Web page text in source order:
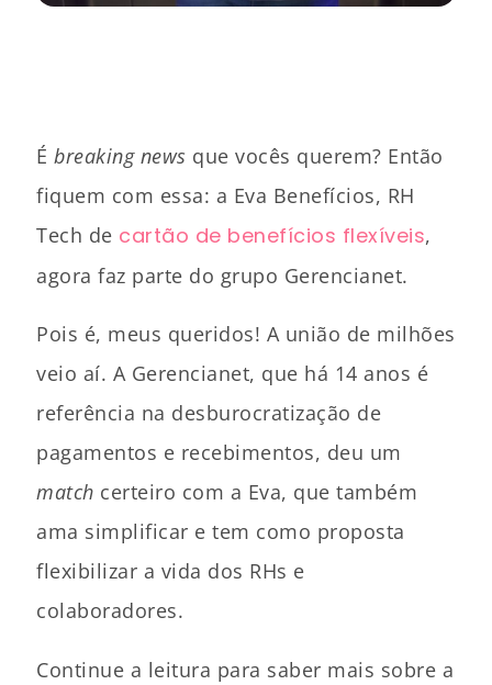
É breaking news que vocês querem? Então
fiquem com essa: a Eva Benefícios, RH
Tech de cartão de benefícios flexíveis,
agora faz parte do grupo Gerencianet.
Pois é, meus queridos! A união de milhões
veio aí. A Gerencianet, que há 14 anos é
referência na desburocratização de
pagamentos e recebimentos, deu um
match certeiro com a Eva, que também
ama simplificar e tem como proposta
flexibilizar a vida dos RHs e
colaboradores.
Continue a leitura para saber mais sobre a